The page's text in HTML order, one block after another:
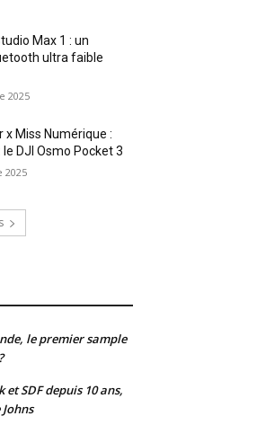
Max 1 : un
ultra faible
2025
x Miss Numérique :
DJI Osmo Pocket 3
2025
le premier sample
SDF depuis 10 ans,